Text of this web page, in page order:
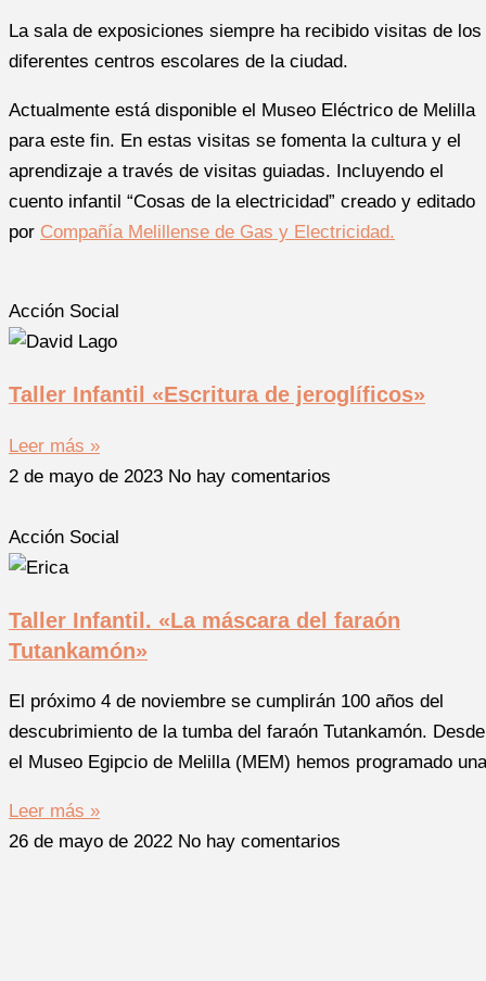
La sala de exposiciones siempre ha recibido visitas de los
diferentes centros escolares de la ciudad.
Actualmente está disponible el Museo Eléctrico de Melilla
para este fin. En estas visitas se fomenta la cultura y el
aprendizaje a través de visitas guiadas. Incluyendo el
cuento infantil “Cosas de la electricidad” creado y editado
por Compañía Melillense de Gas y Electricidad.
Acción Social
Taller Infantil «Escritura de jeroglíficos»
Leer más »
2 de mayo de 2023 No hay comentarios
Acción Social
Taller Infantil. «La máscara del faraón
Tutankamón»
El próximo 4 de noviembre se cumplirán 100 años del
descubrimiento de la tumba del faraón Tutankamón. Desde
el Museo Egipcio de Melilla (MEM) hemos programado una
Leer más »
26 de mayo de 2022 No hay comentarios